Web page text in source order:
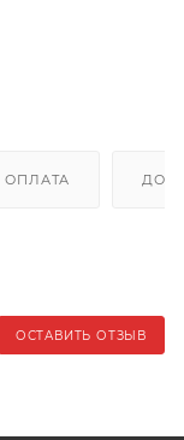
ОПЛАТА
ОСТАВИТЬ ОТЗЫВ